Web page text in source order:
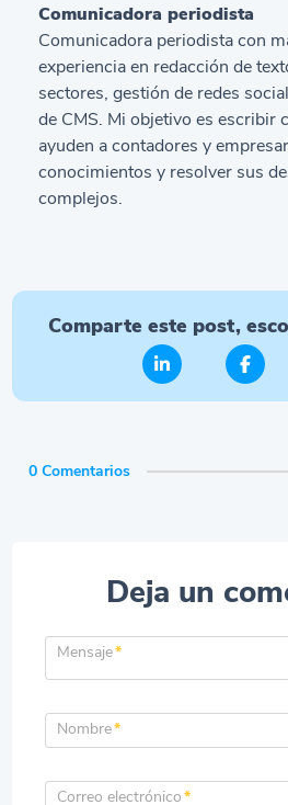
Comunicadora periodista
Comunicadora periodista con
experiencia en redacción de
sectores, gestión de redes
de CMS. Mi objetivo es escribir
ayuden a contadores y
conocimientos y resolver sus
complejos.
Comparte este post,
0 Comentarios
Deja un
Mensaje*
Nombre*
Correo electrónico*